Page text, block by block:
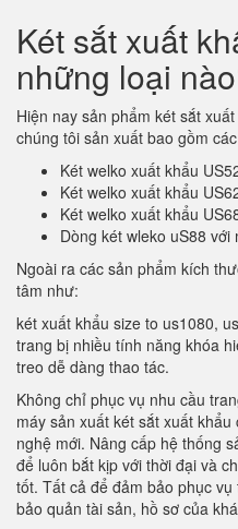
Két sắt xuất
những loại
Hiện nay sản phẩm két sắt
chúng tôi sản xuất bao gồm
Két welko xuất khẩu
Két welko xuất khẩu
Két welko xuất khẩu
Dòng két wleko uS88
Ngoài ra các sản phẩm kích
tâm như:
két xuất khẩu size to us1080,
trang bị nhiều tính năng khóa
treo dễ dàng thao tác.
Không chỉ phục vụ nhu cầu
máy sản xuất két sắt xuất
nghệ mới. Nâng cấp hệ thống
để luôn bắt kịp với thời đại và
tốt. Tất cả để đảm bảo phục
bảo quản tài sản, hồ sơ của